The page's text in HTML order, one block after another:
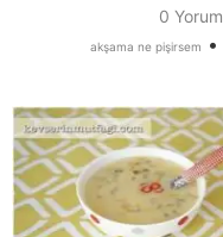
0 Yorum
akşama ne pişirsem •